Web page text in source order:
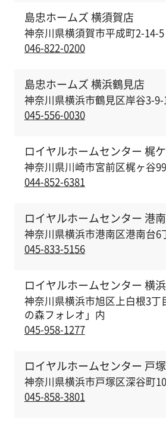
島忠ホームズ 横須賀店
神奈川県横須賀市平成町2-14-5
046-822-0200
島忠ホームズ 横浜鶴見店
神奈川県横浜市鶴見区岸谷3-9-
045-556-0030
ロイヤルホームセンター 梶
神奈川県川崎市宮前区梶ヶ谷
044-852-6381
ロイヤルホームセンター 港
神奈川県横浜市港南区港南台6
045-833-5156
ロイヤルホームセンター 横
神奈川県横浜市旭区上白根3丁
の森フォレオ」内
045-958-1277
ロイヤルホームセンター 戸
神奈川県横浜市戸塚区深谷町
045-858-3801